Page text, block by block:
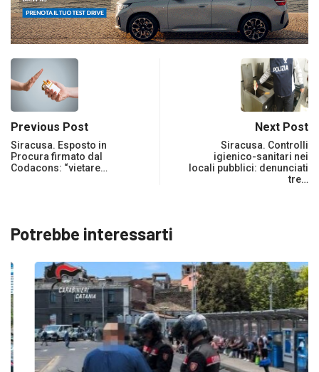
Previous Post
Siracusa. Esposto in
Procura firmato dal
Codacons: “vietare…
Next Post
Siracusa. Controlli
igienico-sanitari nei
locali pubblici: denunciati
tre…
Potrebbe interessarti